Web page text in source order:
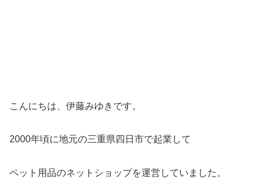
こんにちは、伊藤みゆきです。
2000年頃に地元の三重県四日市で起業して
ペット用品のネットショップを運営していました。